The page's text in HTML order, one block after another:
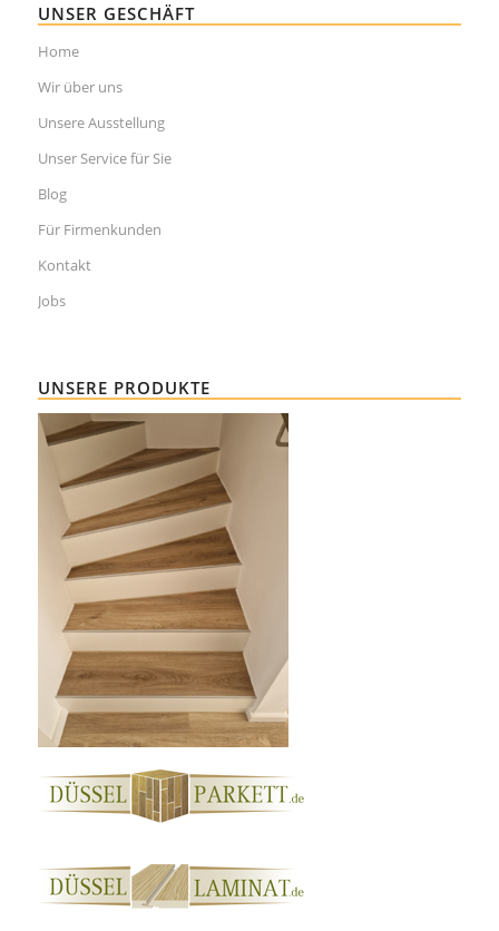
UNSER GESCHÄFT
Home
Wir über uns
Unsere Ausstellung
Unser Service für Sie
Blog
Für Firmenkunden
Kontakt
Jobs
UNSERE PRODUKTE